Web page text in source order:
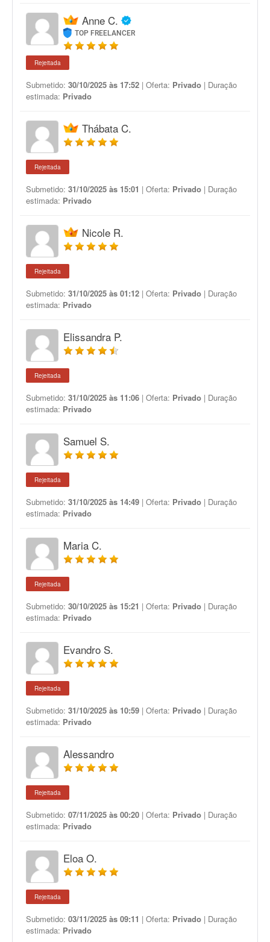
Anne C.
TOP FREELANCER
Rejeitada
Submetido: 30/10/2025 às 17:52 | Oferta: Privado | Duração
estimada: Privado
Thábata C.
Rejeitada
Submetido: 31/10/2025 às 15:01 | Oferta: Privado | Duração
estimada: Privado
Nicole R.
Rejeitada
Submetido: 31/10/2025 às 01:12 | Oferta: Privado | Duração
estimada: Privado
Elissandra P.
Rejeitada
Submetido: 31/10/2025 às 11:06 | Oferta: Privado | Duração
estimada: Privado
Samuel S.
Rejeitada
Submetido: 31/10/2025 às 14:49 | Oferta: Privado | Duração
estimada: Privado
Maria C.
Rejeitada
Submetido: 30/10/2025 às 15:21 | Oferta: Privado | Duração
estimada: Privado
Evandro S.
Rejeitada
Submetido: 31/10/2025 às 10:59 | Oferta: Privado | Duração
estimada: Privado
Alessandro
Rejeitada
Submetido: 07/11/2025 às 00:20 | Oferta: Privado | Duração
estimada: Privado
Eloa O.
Rejeitada
Submetido: 03/11/2025 às 09:11 | Oferta: Privado | Duração
estimada: Privado